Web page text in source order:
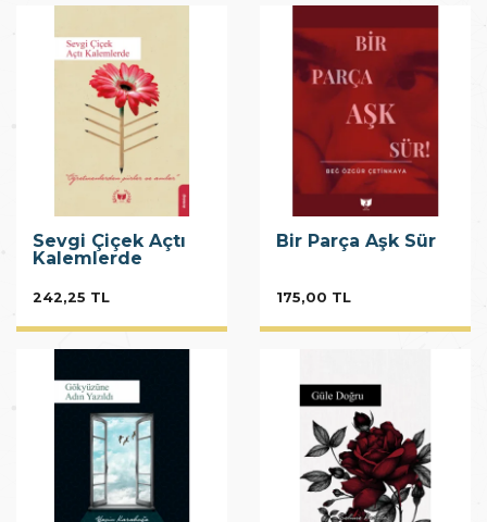
Sevgi Çiçek Açtı
Kalemlerde
242,25 TL
Bir Parça Aşk Sür
175,00 TL